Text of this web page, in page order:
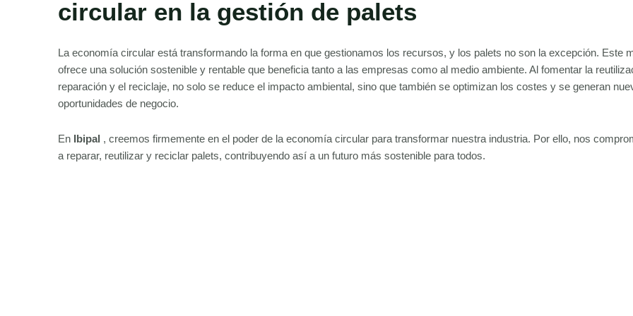
circular en la gestión de palets
La economía circular está transformando la forma en que gestionamos los recursos, y los palets no son la excepción. Este
ofrece una solución sostenible y rentable que beneficia tanto a las empresas como al medio ambiente. Al fomentar la
reparación y el reciclaje, no solo se reduce el impacto ambiental, sino que también se optimizan los costes y se generan
oportunidades de negocio.
En Ibipal , creemos firmemente en el poder de la economía circular para transformar nuestra industria. Por ello, nos
a reparar, reutilizar y reciclar palets, contribuyendo así a un futuro más sostenible para todos.